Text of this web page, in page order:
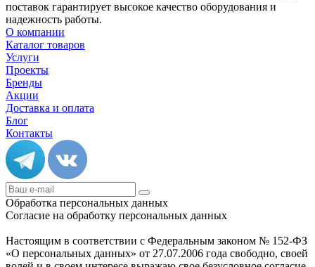
поставок гарантирует высокое качество оборудования и
надежность работы.
О компании
Каталог товаров
Услуги
Проекты
Бренды
Акции
Доставка и оплата
Блог
Контакты
Обработка персональных данных
Согласие на обработку персональных данных
Настоящим в соответствии с Федеральным законом № 152-ФЗ
«О персональных данных» от 27.07.2006 года свободно, своей